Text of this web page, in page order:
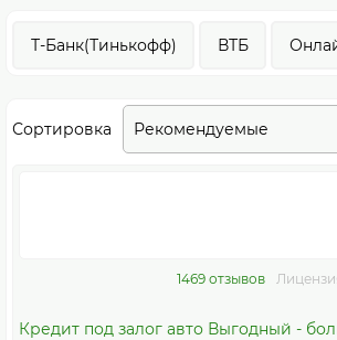
Т-Банк(Тинькофф) ВТБ
Сортировка Рекомендуемыe
1469 отзывов
Кредит под залог авто Выгодный -